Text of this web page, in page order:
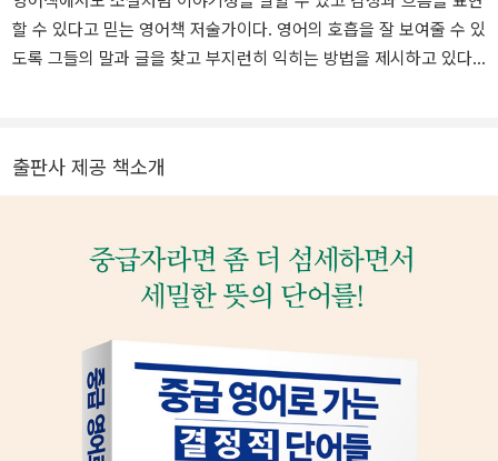
할 수 있다고 믿는 영어책 저술가이다. 영어의 호흡을 잘 보여줄 수 있
도록 그들의 말과 글을 찾고 부지런히 익히는 방법을 제시하고 있다.
해 방송계에 입문했다. MBC Radio, CBS Radio를 거쳐서 1990년 S
BS TV 아침 생활영어 진행자로 발탁되어 방송영어 스타로 자리매김
동했으며 케이블 방송 두산, 한샘, 방송대(OUN) 등에서 영어프로그
램을 진행하였다. 2008년부터 본격적으로 영어교재 개발에 집중하
설립하여 대표로 재직 중이다. 현재 ELC Contents의 영어교재 출판
상표(imprint)인 OST English를 통해 책을 출간하고 영어 콘텐츠 개
발 전문 저자로 활동하고 있다. 2016년부터 곰국컨텐츠의 대표로 성
인 영어 학습지를 개발, 운영하고 있고 Naver 포스트(오석태N곰국영
출판사 제공 책소개